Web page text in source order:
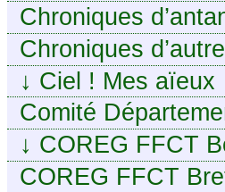
Chroniques
Chroniques
↓ Ciel ! Mes aïeux
Comité
Cher
↓ COREG FFCT
Franche-Comté
COREG FFCT